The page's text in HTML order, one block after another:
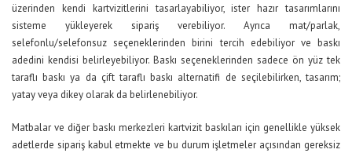
üzerinden kendi kartvizitlerini tasarlayabiliyor, ister hazır tasarımlarını
sisteme yükleyerek sipariş verebiliyor. Ayrıca mat/parlak,
selefonlu/selefonsuz seçeneklerinden birini tercih edebiliyor ve baskı
adedini kendisi belirleyebiliyor. Baskı seçeneklerinden sadece ön yüz tek
taraflı baskı ya da çift taraflı baskı alternatifi de seçilebilirken, tasarım;
yatay veya dikey olarak da belirlenebiliyor.
Matbalar ve diğer baskı merkezleri kartvizit baskıları için genellikle yüksek
adetlerde sipariş kabul etmekte ve bu durum işletmeler açısından gereksiz